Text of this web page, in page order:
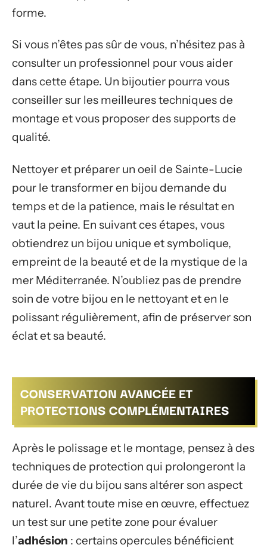
forme.
Si vous n’êtes pas sûr de vous, n’hésitez pas à
consulter un professionnel pour vous aider
dans cette étape. Un bijoutier pourra vous
conseiller sur les meilleures techniques de
montage et vous proposer des supports de
qualité.
Nettoyer et préparer un oeil de Sainte-Lucie
pour le transformer en bijou demande du
temps et de la patience, mais le résultat en
vaut la peine. En suivant ces étapes, vous
obtiendrez un bijou unique et symbolique,
empreint de la beauté et de la mystique de la
mer Méditerranée. N’oubliez pas de prendre
soin de votre bijou en le nettoyant et en le
polissant régulièrement, afin de préserver son
éclat et sa beauté.
CONSERVATION AVANCÉE ET
PROTECTIONS COMPLÉMENTAIRES
Après le polissage et le montage, pensez à des
techniques de protection qui prolongeront la
durée de vie du bijou sans altérer son aspect
naturel. Avant toute mise en œuvre, effectuez
un test sur une petite zone pour évaluer
l’adhésion : certains opercules bénéficient